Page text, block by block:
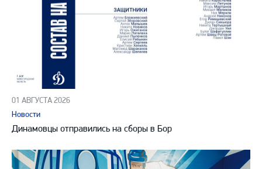
01 АВГУСТА 2026
Новости
Динамовцы отправились на сборы в Бор